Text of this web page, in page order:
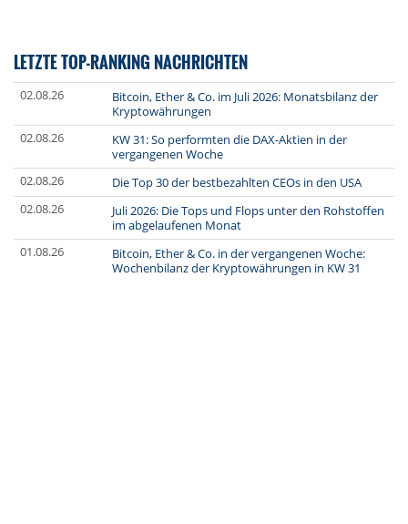
LETZTE TOP-RANKING NACHRICHTEN
02.08.26
Bitcoin, Ether & Co. im Juli 2026: Monatsbilanz der
Kryptowährungen
02.08.26
KW 31: So performten die DAX-Aktien in der
vergangenen Woche
02.08.26
Die Top 30 der bestbezahlten CEOs in den USA
02.08.26
Juli 2026: Die Tops und Flops unter den Rohstoffen
im abgelaufenen Monat
01.08.26
Bitcoin, Ether & Co. in der vergangenen Woche:
Wochenbilanz der Kryptowährungen in KW 31